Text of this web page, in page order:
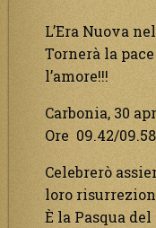
L’Era Nuova
Tornerà la
l’amore!!!
Carbonia, 30
Ore 09.42/09.58
Celebrerò
loro
È la Pasqua